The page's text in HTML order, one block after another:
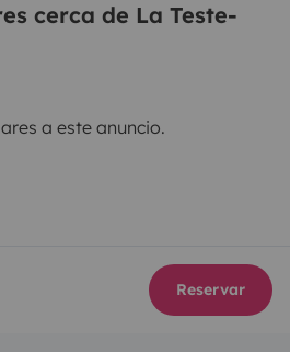
cerca de La Teste-
a este anuncio.
Reservar